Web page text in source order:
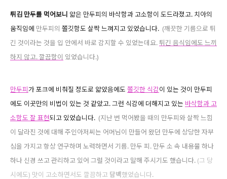
튀김 만두를 먹어보니 얇은 만두피의 바삭함과 고소함이 도드라졌고. 치아의
움직임에 만두피의 쫄깃함도 살짝 느껴지고 있었습니다. (깨끗한 기름으로 튀
긴 것이라는 것을 입 안에서 바로 감지할 수 있었는데요.튀긴 음식임에도 느끼
하지 않고. 깔끔함이 있었습니다.)
만두피가 포크에 비춰질 정도로 얇았음에도 쫄깃한 식감이 있는 것이 만두피
에도 이곳만의 비법이 있는 것 같았고. 그런 식감에 더해지고 있는 바삭함과 고
소함도 잘 표현되고 있었습니다. (지난 번 먹어봤을 때의 만두피와 살짝 느낌
이 달라진 것에 대해 주인아저씨는 어머님이 만들어 왔던 만두에 상당한 자부
심을 가지고 항상 연구하며 노력하면서 기름. 만두 피. 만두 소 속 내용물 하나
하나 신경 쓰고 관리하고 있어 그럴 것이라고 말해 주시기도 했습니다. (그 당
시에도) 맛이 고소하면서도 깔끔하고 담백했었습니다.